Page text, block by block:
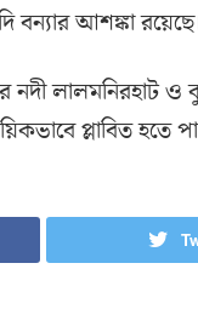
বন্যার আশঙ্কা
লালমনিরহাট ও
প্লাবিত হতে